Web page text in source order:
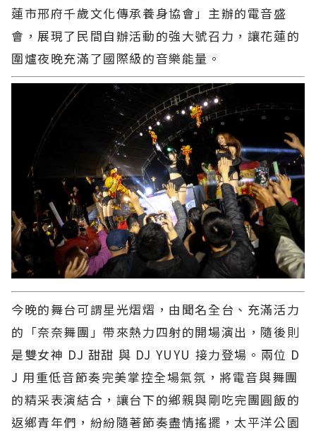
蓮市邢府千歲文化傳承養身協會」主辦的電音盛
會，展現了民間自辦活動的強大號召力，讓花蓮的
圍爐夜晚充滿了國際級的音樂能量。
今晚的舞台可謂星光熠熠，由聞名全台、充滿活力
的「奈奈舞團」帶來熱力四射的開場演出，隨後則
是雙女神 DJ 甜甜 與 DJ YUYU 接力登場。兩位 D
J 用重低音節奏完美掌控全場氣氛，將電音與舞團
的精采表演結合，讓台下的鄉親與剛吃完團圓飯的
返鄉青年們，紛紛隨著節奏盡情搖擺，太平洋公園